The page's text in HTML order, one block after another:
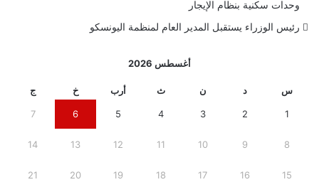
وحدات سكنية بنظام الإيجار
رئيس الوزراء يستقبل المدير العام لمنظمة اليونسكو
أغسطس 2026
س د ن ث أرب خ ج
1
2
3
4
5
6
7
8
9
10
11
12
13
14
15
16
17
18
19
20
21